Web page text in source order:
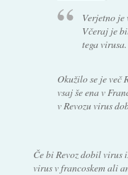
Verjetno je
Včeraj je
tega virusa.
Okužilo se je več
vsaj še ena v
v Revozu virus
Če bi Revoz dobil virus
virus v francoskem ali